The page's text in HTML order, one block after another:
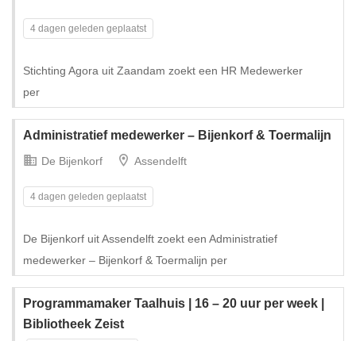
4 dagen geleden geplaatst
Stichting Agora uit Zaandam zoekt een HR Medewerker
per
Administratief medewerker – Bijenkorf & Toermalijn
De Bijenkorf Assendelft
4 dagen geleden geplaatst
De Bijenkorf uit Assendelft zoekt een Administratief
medewerker – Bijenkorf & Toermalijn per
Programmamaker Taalhuis | 16 – 20 uur per week |
Bibliotheek Zeist